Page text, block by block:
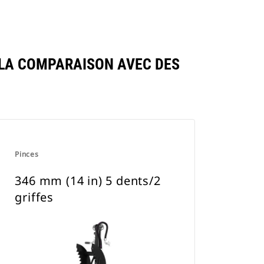
COMPARAISON AVEC DES
Pinces
346 mm (14 in) 5 dents/2
griffes